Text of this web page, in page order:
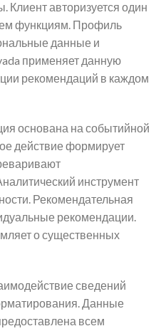
Клиент авторизуется один
функциям. Профиль
данные и
применяет данную
рекомендаций в каждом
основана на событийной
действие формирует
инструмент
Рекомендательная
рекомендации.
о существенных
сведений
Данные
всем